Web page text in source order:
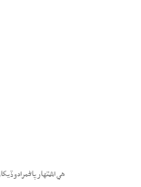
هي اشتهار پاڻمرادو